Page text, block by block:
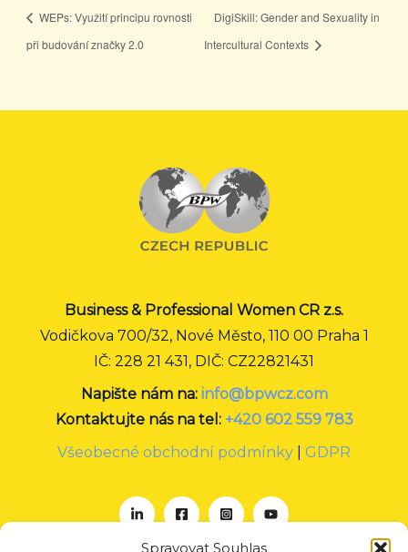
Spravovat Souhlas
WEPs: Využití principu rovnosti
při budování značky 2.0
DigiSkill: Gender and Sexuality in
Intercultural Contexts
Business & Professional Women CR z.s.
Vodičkova 700/32, Nové Město, 110 00 Praha 1
IČ: 228 21 431, DIČ: CZ22821431
Napište nám na: info@bpwcz.com
Kontaktujte nás na tel: +420 602 559 783
Všeobecné obchodní podmínky
GDPR